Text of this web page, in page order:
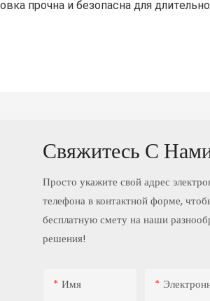
прочна и безопасна для
Свяжитесь С
Просто укажите свой адрес
телефона в контактной форме,
бесплатную смету на наши
решения!
Имя Электронная